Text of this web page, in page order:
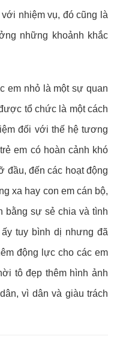
nhiệm vụ, đó cũng là
những khoảnh khắc
em nhỏ là một sự quan
tổ chức là một cách
đối với thế hệ tương
em có hoàn cảnh khó
đầu, đến các hoạt động
xa hay con em cán bộ,
bằng sự sẻ chia và tình
tuy bình dị nhưng đã
động lực cho các em
tô đẹp thêm hình ảnh
vì dân và giàu trách